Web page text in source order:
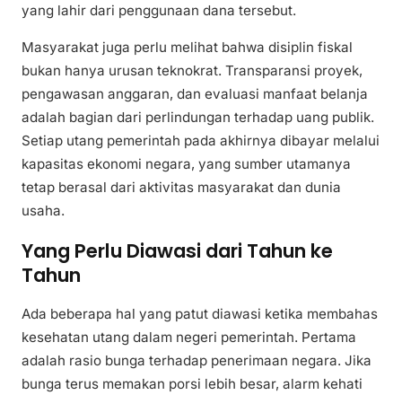
yang lahir dari penggunaan dana tersebut.
Masyarakat juga perlu melihat bahwa disiplin fiskal
bukan hanya urusan teknokrat. Transparansi proyek,
pengawasan anggaran, dan evaluasi manfaat belanja
adalah bagian dari perlindungan terhadap uang publik.
Setiap utang pemerintah pada akhirnya dibayar melalui
kapasitas ekonomi negara, yang sumber utamanya
tetap berasal dari aktivitas masyarakat dan dunia
usaha.
Yang Perlu Diawasi dari Tahun ke
Tahun
Ada beberapa hal yang patut diawasi ketika membahas
kesehatan utang dalam negeri pemerintah. Pertama
adalah rasio bunga terhadap penerimaan negara. Jika
bunga terus memakan porsi lebih besar, alarm kehati